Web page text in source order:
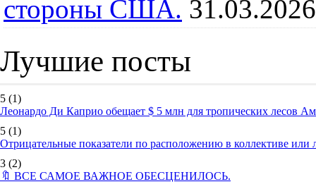
стороны США. 31.03.2026
Лучшие посты
5 (1)
Леонардо Ди Каприо обещает $ 5 млн для тропических лесов
5 (1)
Отрицательные показатели по расположению в коллективе
3 (2)
🔖 ВСЕ САМОЕ ВАЖНОЕ ОБЕСЦЕНИЛОСЬ.